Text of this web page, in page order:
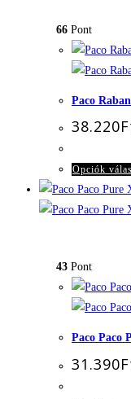
66 Pont
Paco
38.220
Opciók
43 Pont
Paco Paco
31.390